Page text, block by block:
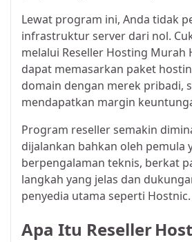
Lewat program ini, Anda tidak
infrastruktur server dari nol.
melalui Reseller Hosting Murah
dapat memasarkan paket
domain dengan merek pribadi,
mendapatkan margin
Program reseller semakin
dijalankan bahkan oleh pemula
berpengalaman teknis, berkat
langkah yang jelas dan
penyedia utama seperti Hostnic.​
Apa Itu Reseller